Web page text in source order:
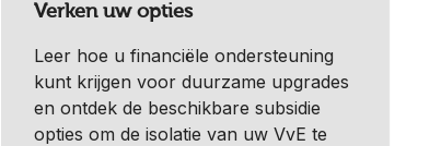
Verken uw opties
Leer hoe u financiële ondersteuning
kunt krijgen voor duurzame upgrades
en ontdek de beschikbare subsidie
opties om de isolatie van uw VvE te